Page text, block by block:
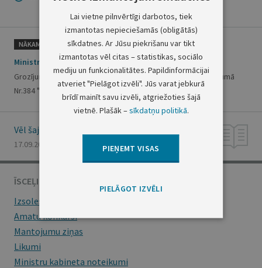
NĀKAMAIS
Ministru prezidenta rīkojums Nr.397
Grozījums Ministru prezidenta 2004.gada 9.septembra rīkojumā
Nr.384 "Par Ē.Jēkabsona komandējumu"
Vēl šajā numurā
17.09.2004., Nr. 148
ĪSCEĻI
Izsoles
Amatu konkursi
Mantojumu ziņas
Likumi
Ministru kabineta noteikumi
Lai vietne pilnvērtīgi darbotos, tiek
izmantotas nepieciešamās (obligātās)
sīkdatnes. Ar Jūsu piekrišanu var tikt
izmantotas vēl citas – statistikas, sociālo
mediju un funkcionalitātes. Papildinformācijai
atveriet "Pielāgot izvēli". Jūs varat jebkurā
brīdī mainīt savu izvēli, atgriežoties šajā
vietnē. Plašāk –sīkdatņu politikā.
PIEŅEMT VISAS
PIELĀGOT IZVĒLI